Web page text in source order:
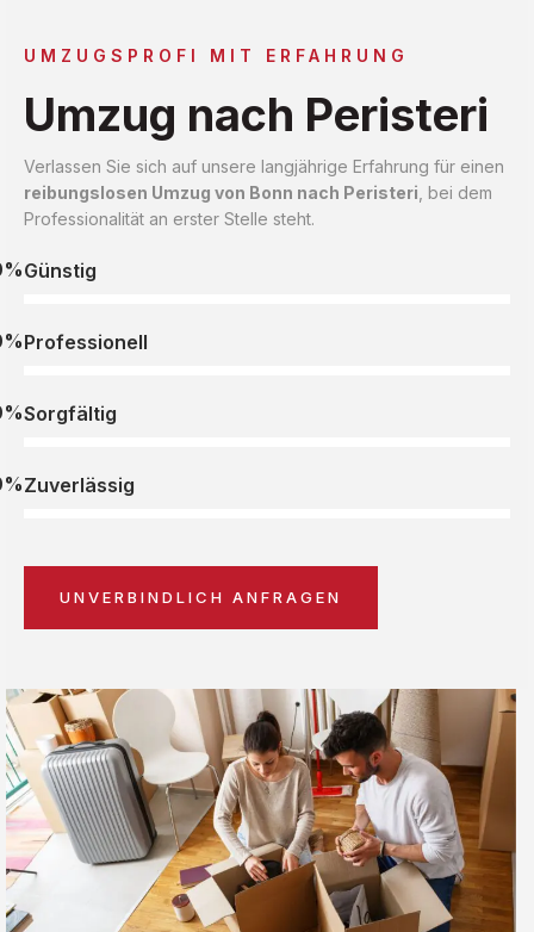
UMZUGSPROFI MIT ERFAHRUNG
Umzug nach Peristeri
Verlassen Sie sich auf unsere langjährige Erfahrung für einen
reibungslosen Umzug von Bonn nach Peristeri , bei dem
Professionalität an erster Stelle steht.
Günstig
Professionell
Sorgfältig
Zuverlässig
UNVERBINDLICH ANFRAGEN